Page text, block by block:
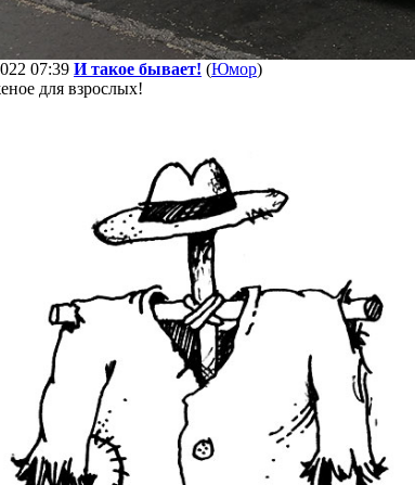
07:39 И такое бывает! (Юмор)
для взрослых!